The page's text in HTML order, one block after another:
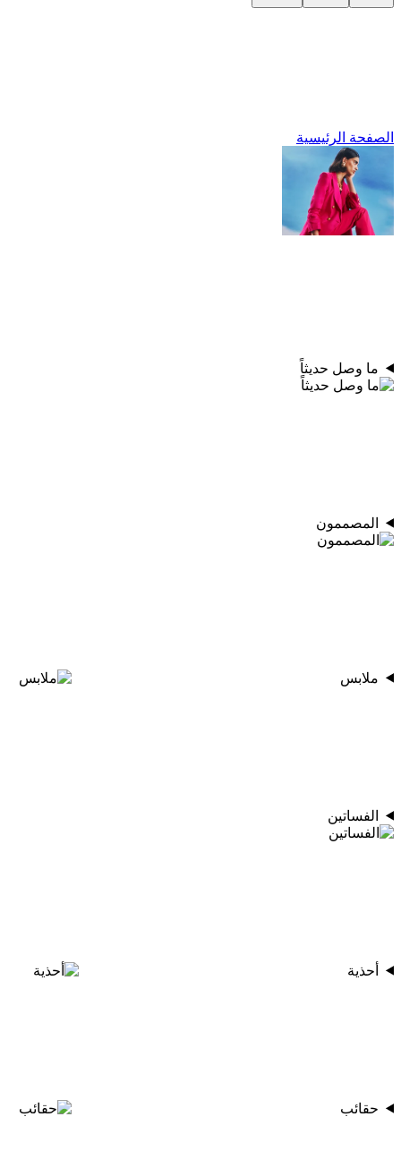
الصفحة الرئيسية
ما وصل حديثاً
المصممون
ملابس
الفساتين
أحذية
حقائب